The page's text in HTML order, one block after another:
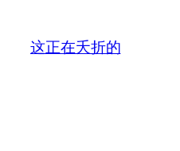
这正在夭折的